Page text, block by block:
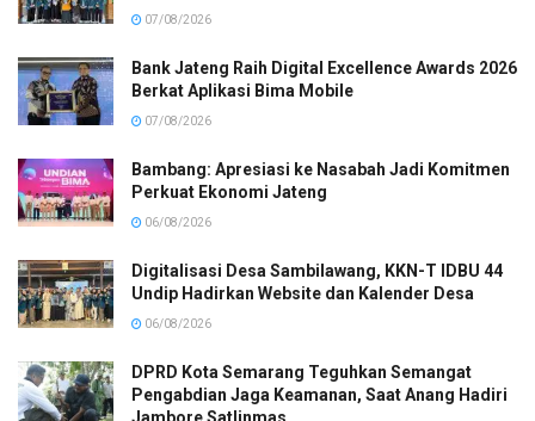
07/08/2026
Bank Jateng Raih Digital Excellence Awards 2026
Berkat Aplikasi Bima Mobile
07/08/2026
Bambang: Apresiasi ke Nasabah Jadi Komitmen
Perkuat Ekonomi Jateng
06/08/2026
Digitalisasi Desa Sambilawang, KKN-T IDBU 44
Undip Hadirkan Website dan Kalender Desa
06/08/2026
DPRD Kota Semarang Teguhkan Semangat
Pengabdian Jaga Keamanan, Saat Anang Hadiri